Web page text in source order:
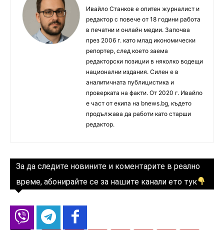
Ивайло Станков е опитен журналист и
редактор с повече от 18 години работа
в печатни и онлайн медии. Започва
през 2006 г. като млад икономически
репортер, след което заема
редакторски позиции в няколко водещи
национални издания. Силен е в
аналитичната публицистика и
проверката на факти. От 2020 г. Ивайло
е част от екипа на bnews.bg, където
продължава да работи като старши
редактор.
За да следите новините и коментарите в реално
време, абонирайте се за нашите канали ето тук